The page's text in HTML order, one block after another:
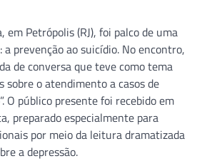
em Petrópolis (RJ), foi palco de uma
prevenção ao suicídio. No encontro,
de conversa que teve como tema
sobre o atendimento a casos de
O público presente foi recebido em
preparado especialmente para
por meio da leitura dramatizada
a depressão.